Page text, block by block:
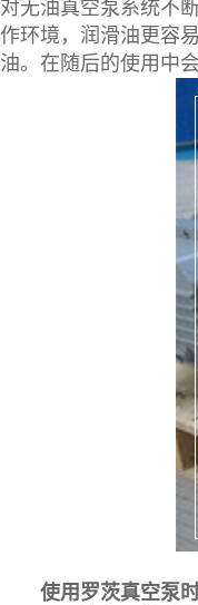
对无油真空泵系统不
作环境，润滑油更容
油。在随后的使用中
使用罗茨真空泵时